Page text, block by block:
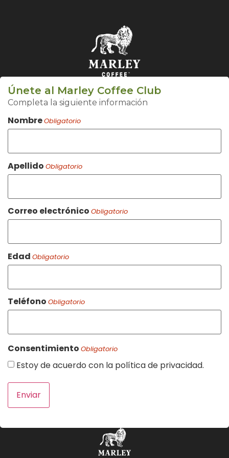
Únete al Marley Coffee Club
Completa la siguiente información
NombreObligatorio
Apellido Obligatorio
Correo electrónico Obligatorio
Edad Obligatorio
Teléfono Obligatorio
Consentimiento Obligatorio
Estoy de acuerdo con la política de privacidad.